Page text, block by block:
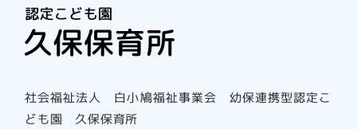
社会福祉法人 白小鳩福祉事業会 幼保連携型認定こ
ども園 久保保育所